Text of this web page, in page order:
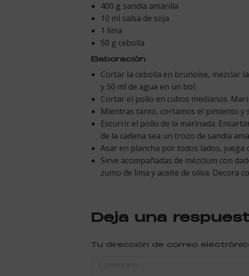
400 g sandía amarilla
10 ml salsa de soja
1 lima
50 g cebolla
Elaboración
Cortar la cebolla en brunoise, mezclar
y 50 ml de agua en un bol.
Cortar el pollo en cubos medianos.
Mientras tanto, cortamos el pimiento y
Escurrir el pollo de la marinada.
de la cadena sea un trozo de sandía
Asar en plancha por todos lados,
Sirve acompañadas de mézclum con
zumo de lima y aceite de oliva. Decora
Deja una
Tu dirección de correo